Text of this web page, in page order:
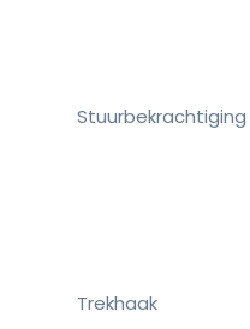
Stuurbekrachtiging
Trekhaak